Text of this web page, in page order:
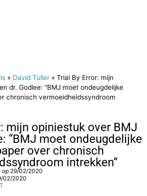
» David Tuller » Trial By Error: mijn
dr. Godlee: “BMJ moet ondeugdelijke
chronisch vermoeidheidssyndroom
mijn opiniestuk over BMJ
“BMJ moet ondeugdelijke
over chronisch
intrekken”
op 29/02/2020
02/2020